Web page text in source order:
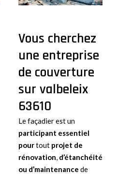
Vous cherchez
une entreprise
de couverture
sur valbeleix
63610
Le façadier est un
participant essentiel
pourtout projet de
rénovation, d’étanchéité
ou d’maintenance de